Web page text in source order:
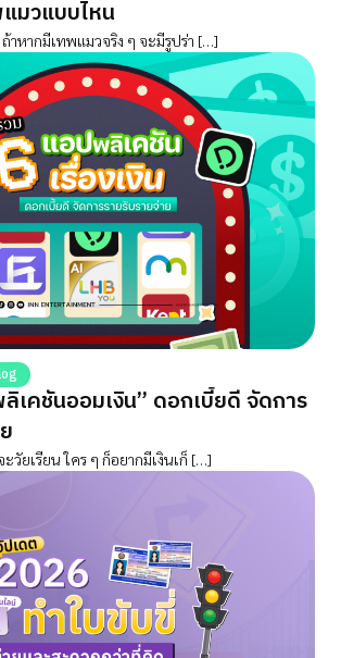
มวแบบไหน
ากมีเทพแมวจริง ๆ จะมีรูปร่า […]
เคชันออมเงิน” ดอกเบี้ยดี จัดการ
เรียน ใคร ๆ ก็อยากมีเงินเก็ […]